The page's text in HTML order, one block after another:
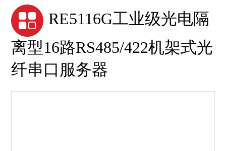
RE5116G工业级光电隔
离型16路RS485/422机架式光
纤串口服务器